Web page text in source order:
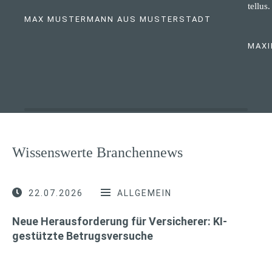
MAX MUSTERMANN AUS MUSTERSTADT
tellus.
Wissenswerte Branchennews
22.07.2026 ALLGEMEIN
Neue Herausforderung für Versicherer: KI-
gestützte Betrugsversuche